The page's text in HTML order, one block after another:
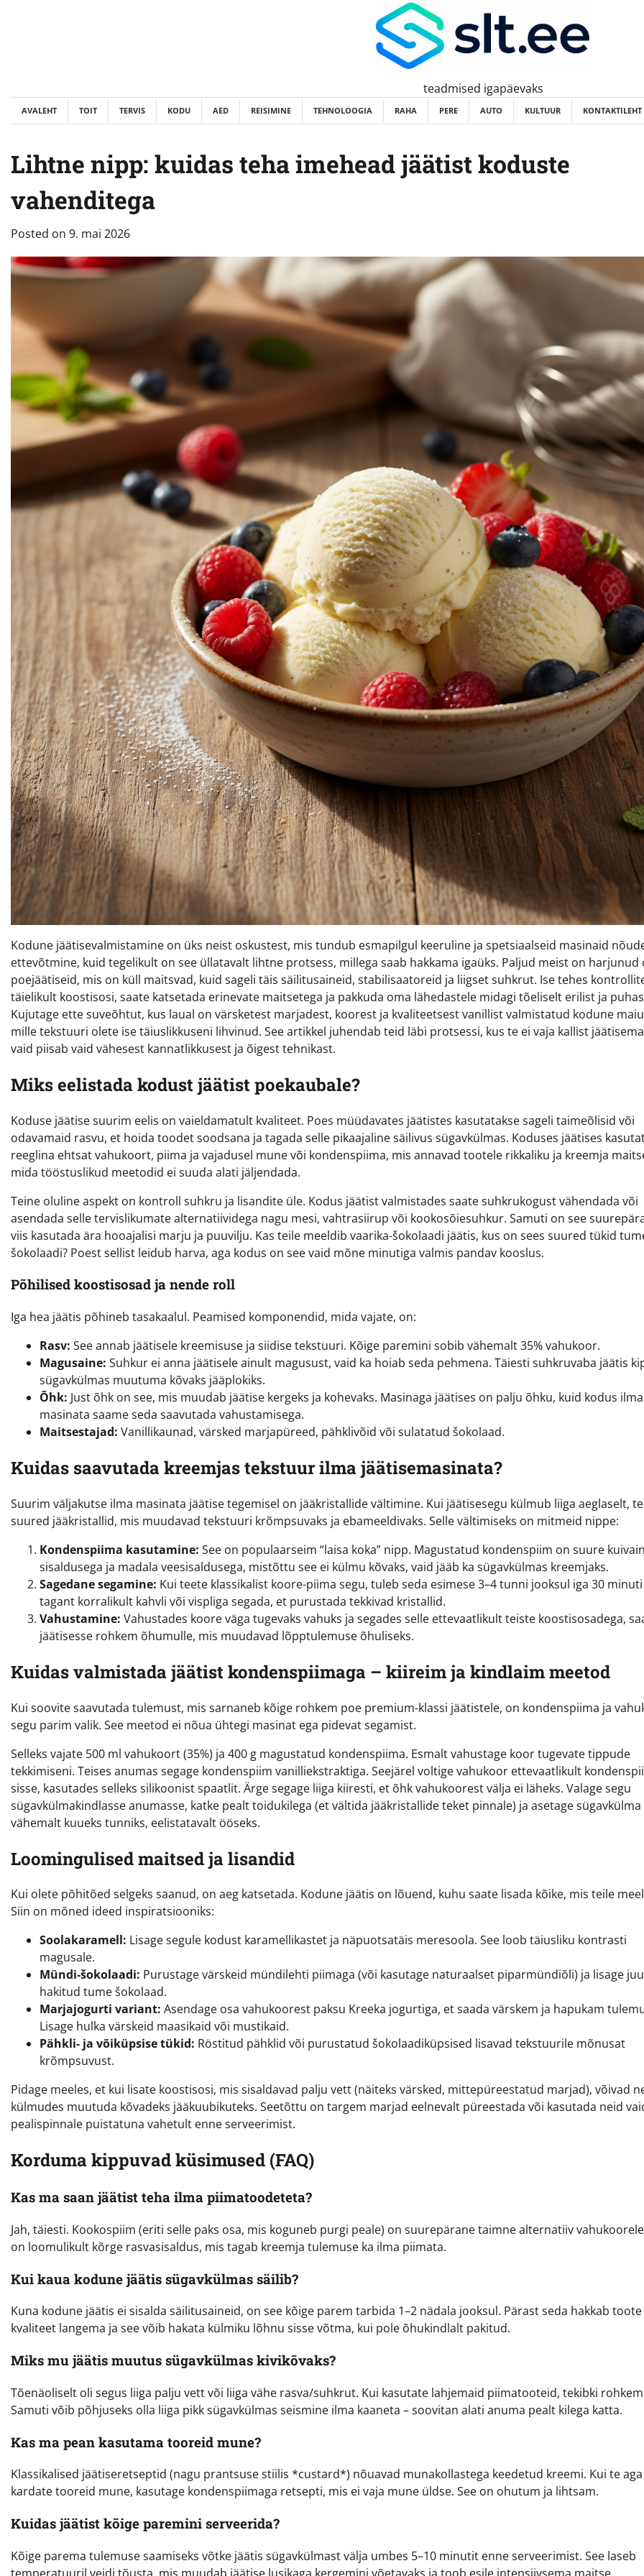
teadmised igapäevaks
AVALEHT TOIT TERVIS KODU AED REISIMINE TEHNOLOOGIA RAHA PERE AUTO KULTUUR KONTAKTILEHT
Lihtne nipp: kuidas teha imehead jäätist koduste
vahenditega
Posted on 9. mai 2026
Kodune jäätisevalmistamine on üks neist oskustest, mis tundub esmapilgul keeruline ja spetsiaalseid masinaid
ettevõtmine, kuid tegelikult on see üllatavalt lihtne protsess, millega saab hakkama igaüks. Paljud meist on harjunud
poejäätiseid, mis on küll maitsvad, kuid sageli täis säilitusaineid, stabilisaatoreid ja liigset suhkrut. Ise tehes
täielikult koostisosi, saate katsetada erinevate maitsetega ja pakkuda oma lähedastele midagi tõeliselt erilist ja
Kujutage ette suveõhtut, kus laual on värsketest marjadest, koorest ja kvaliteetsest vanillist valmistatud kodune
mille tekstuuri olete ise täiuslikkuseni lihvinud. See artikkel juhendab teid läbi protsessi, kus te ei vaja kallist
vaid piisab vaid vähesest kannatlikkusest ja õigest tehnikast.
Miks eelistada kodust jäätist poekaubale?
Koduse jäätise suurim eelis on vaieldamatult kvaliteet. Poes müüdavates jäätistes kasutatakse sageli taimeõlisid või
odavamaid rasvu, et hoida toodet soodsana ja tagada selle pikaajaline säilivus sügavkülmas. Koduses jäätises
reeglina ehtsat vahukoort, piima ja vajadusel mune või kondenspiima, mis annavad tootele rikkaliku ja kreemja
mida tööstuslikud meetodid ei suuda alati jäljendada.
Teine oluline aspekt on kontroll suhkru ja lisandite üle. Kodus jäätist valmistades saate suhkrukogust vähendada või
asendada selle tervislikumate alternatiividega nagu mesi, vahtrasiirup või kookosõiesuhkur. Samuti on see
viis kasutada ära hooajalisi marju ja puuvilju. Kas teile meeldib vaarika-šokolaadi jäätis, kus on sees suured tükid
šokolaadi? Poest sellist leidub harva, aga kodus on see vaid mõne minutiga valmis pandav kooslus.
Põhilised koostisosad ja nende roll
Iga hea jäätis põhineb tasakaalul. Peamised komponendid, mida vajate, on:
Rasv: See annab jäätisele kreemisuse ja siidise tekstuuri. Kõige paremini sobib vähemalt 35% vahukoor.
Magusaine: Suhkur ei anna jäätisele ainult magusust, vaid ka hoiab seda pehmena. Täiesti suhkruvaba jäätis
sügavkülmas muutuma kõvaks jääplokiks.
Õhk: Just õhk on see, mis muudab jäätise kergeks ja kohevaks. Masinaga jäätises on palju õhku, kuid kodus ilma
masinata saame seda saavutada vahustamisega.
Maitsestajad: Vanillikaunad, värsked marjapüreed, pähklivõid või sulatatud šokolaad.
Kuidas saavutada kreemjas tekstuur ilma jäätisemasinata?
Suurim väljakutse ilma masinata jäätise tegemisel on jääkristallide vältimine. Kui jäätisesegu külmub liiga aeglaselt,
suured jääkristallid, mis muudavad tekstuuri krõmpsuvaks ja ebameeldivaks. Selle vältimiseks on mitmeid nippe:
Kondenspiima kasutamine: See on populaarseim “laisa koka” nipp. Magustatud kondenspiim on suure
sisaldusega ja madala veesisaldusega, mistõttu see ei külmu kõvaks, vaid jääb ka sügavkülmas kreemjaks.
Sagedane segamine: Kui teete klassikalist koore-piima segu, tuleb seda esimese 3–4 tunni jooksul iga 30 minuti
tagant korralikult kahvli või vispliga segada, et purustada tekkivad kristallid.
Vahustamine: Vahustades koore väga tugevaks vahuks ja segades selle ettevaatlikult teiste koostisosadega,
jäätisesse rohkem õhumulle, mis muudavad lõpptulemuse õhuliseks.
Kuidas valmistada jäätist kondenspiimaga – kiireim ja kindlaim meetod
Kui soovite saavutada tulemust, mis sarnaneb kõige rohkem poe premium-klassi jäätistele, on kondenspiima ja
segu parim valik. See meetod ei nõua ühtegi masinat ega pidevat segamist.
Selleks vajate 500 ml vahukoort (35%) ja 400 g magustatud kondenspiima. Esmalt vahustage koor tugevate tippude
tekkimiseni. Teises anumas segage kondenspiim vanilliekstraktiga. Seejärel voltige vahukoor ettevaatlikult
sisse, kasutades selleks silikoonist spaatlit. Ärge segage liiga kiiresti, et õhk vahukoorest välja ei läheks. Valage segu
sügavkülmakindlasse anumasse, katke pealt toidukilega (et vältida jääkristallide teket pinnale) ja asetage sügavkülma
vähemalt kuueks tunniks, eelistatavalt ööseks.
Loomingulised maitsed ja lisandid
Kui olete põhitõed selgeks saanud, on aeg katsetada. Kodune jäätis on lõuend, kuhu saate lisada kõike, mis teile
Siin on mõned ideed inspiratsiooniks:
Soolakaramell: Lisage segule kodust karamellikastet ja näpuotsatäis meresoola. See loob täiusliku kontrasti
magusale.
Mündi-šokolaadi: Purustage värskeid mündilehti piimaga (või kasutage naturaalset piparmündiõli) ja lisage
hakitud tume šokolaad.
Marjajogurti variant: Asendage osa vahukoorest paksu Kreeka jogurtiga, et saada värskem ja hapukam
Lisage hulka värskeid maasikaid või mustikaid.
Pähkli- ja võiküpsise tükid: Röstitud pähklid või purustatud šokolaadiküpsised lisavad tekstuurile mõnusat
krõmpsuvust.
Pidage meeles, et kui lisate koostisosi, mis sisaldavad palju vett (näiteks värsked, mittepüreestatud marjad), võivad
külmudes muutuda kõvadeks jääkuubikuteks. Seetõttu on targem marjad eelnevalt püreestada või kasutada neid
pealispinnale puistatuna vahetult enne serveerimist.
Korduma kippuvad küsimused (FAQ)
Kas ma saan jäätist teha ilma piimatoodeteta?
Jah, täiesti. Kookospiim (eriti selle paks osa, mis koguneb purgi peale) on suurepärane taimne alternatiiv
on loomulikult kõrge rasvasisaldus, mis tagab kreemja tulemuse ka ilma piimata.
Kui kaua kodune jäätis sügavkülmas säilib?
Kuna kodune jäätis ei sisalda säilitusaineid, on see kõige parem tarbida 1–2 nädala jooksul. Pärast seda hakkab toote
kvaliteet langema ja see võib hakata külmiku lõhnu sisse võtma, kui pole õhukindlalt pakitud.
Miks mu jäätis muutus sügavkülmas kivikõvaks?
Tõenäoliselt oli segus liiga palju vett või liiga vähe rasva/suhkrut. Kui kasutate lahjemaid piimatooteid, tekibki
Samuti võib põhjuseks olla liiga pikk sügavkülmas seismine ilma kaaneta – soovitan alati anuma pealt kilega katta.
Kas ma pean kasutama tooreid mune?
Klassikalised jäätiseretseptid (nagu prantsuse stiilis *custard*) nõuavad munakollastega keedetud kreemi. Kui te aga
kardate tooreid mune, kasutage kondenspiimaga retsepti, mis ei vaja mune üldse. See on ohutum ja lihtsam.
Kuidas jäätist kõige paremini serveerida?
Kõige parema tulemuse saamiseks võtke jäätis sügavkülmast välja umbes 5–10 minutit enne serveerimist. See laseb